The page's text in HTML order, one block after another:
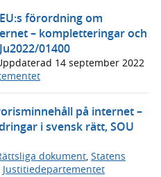
förordning om
– kompletteringar och
01400
14 september 2022
på internet –
i svensk rätt, SOU
dokument, Statens
Justitiedepartementet